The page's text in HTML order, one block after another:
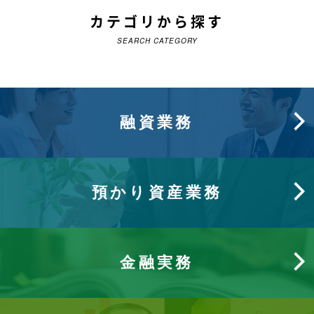
カテゴリから探す
SEARCH CATEGORY
融資業務
預かり資産業務
金融実務